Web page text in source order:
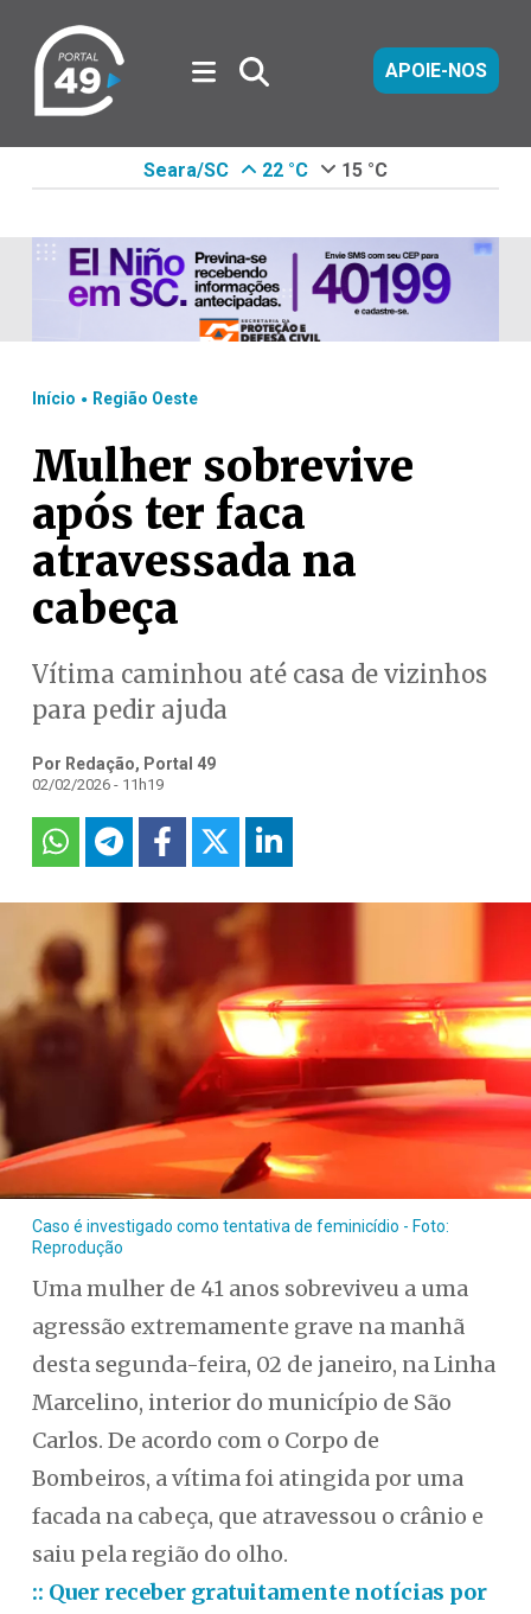
APOIE-NOS
Seara/SC 22 °C 15 °C
Início . Região Oeste
Mulher sobrevive
após ter faca
atravessada na
cabeça
Vítima caminhou até casa de vizinhos
para pedir ajuda
Por Redação, Portal 49
02/02/2026 - 11h19
Caso é investigado como tentativa de feminicídio - Foto:
Reprodução
Uma mulher de 41 anos sobreviveu a uma
agressão extremamente grave na manhã
desta segunda-feira, 02 de janeiro, na Linha
Marcelino, interior do município de São
Carlos. De acordo com o Corpo de
Bombeiros, a vítima foi atingida por uma
facada na cabeça, que atravessou o crânio e
saiu pela região do olho.
:: Quer receber gratuitamente notícias por